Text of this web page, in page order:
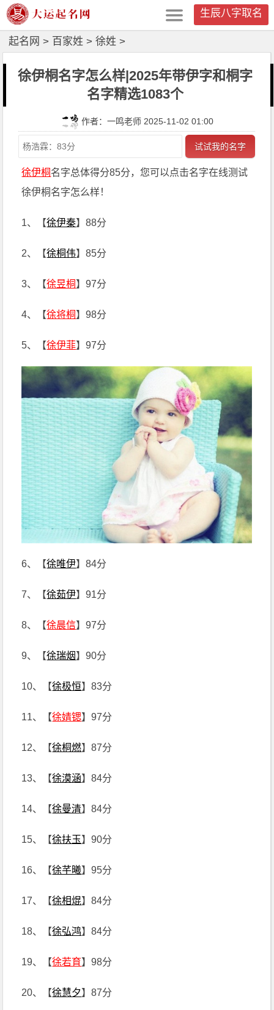
生辰八字取名
起名网 > 百家姓 >徐姓 >
徐伊桐名字怎么样|2025年带伊字和桐字
名字精选1083个
作者：一鸣老师 2025-11-02 01:00
试试我的名字
徐伊桐 名字总体得分85分，您可以点击名字在线测试
徐伊桐名字怎么样！
1、【徐伊秦】88分
2、【徐桐伟】85分
3、【徐昱桐 】97分
4、【徐将桐 】98分
5、【徐伊菲】97分
6、【徐唯伊】84分
7、【徐茹伊】91分
8、【徐晨信】97分
9、【徐瑞烟】90分
10、【徐极恒】83分
11、【徐婧锶】97分
12、【徐桐燃】87分
13、【徐漠涵】84分
14、【徐曼清】84分
15、【徐扶玉】90分
16、【徐芊曦】95分
17、【徐相焜】84分
18、【徐弘鸿】84分
19、【徐若育】98分
20、【徐慧夕】87分